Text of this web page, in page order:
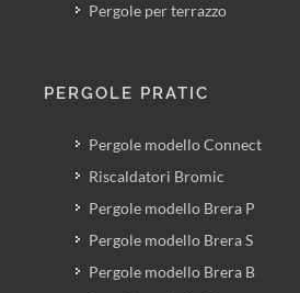
Pergole per terrazzo
PERGOLE PRATIC
Pergole modello Connect
Riscaldatori Bromic
Pergole modello Brera P
Pergole modello Brera S
Pergole modello Brera B